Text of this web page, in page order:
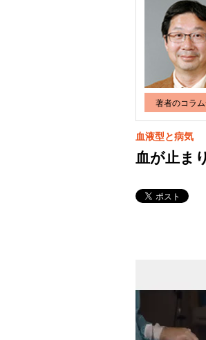
著者のコラ
血液型と病気
血が止ま